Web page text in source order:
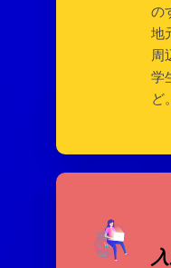
の
地
周
学
ど。